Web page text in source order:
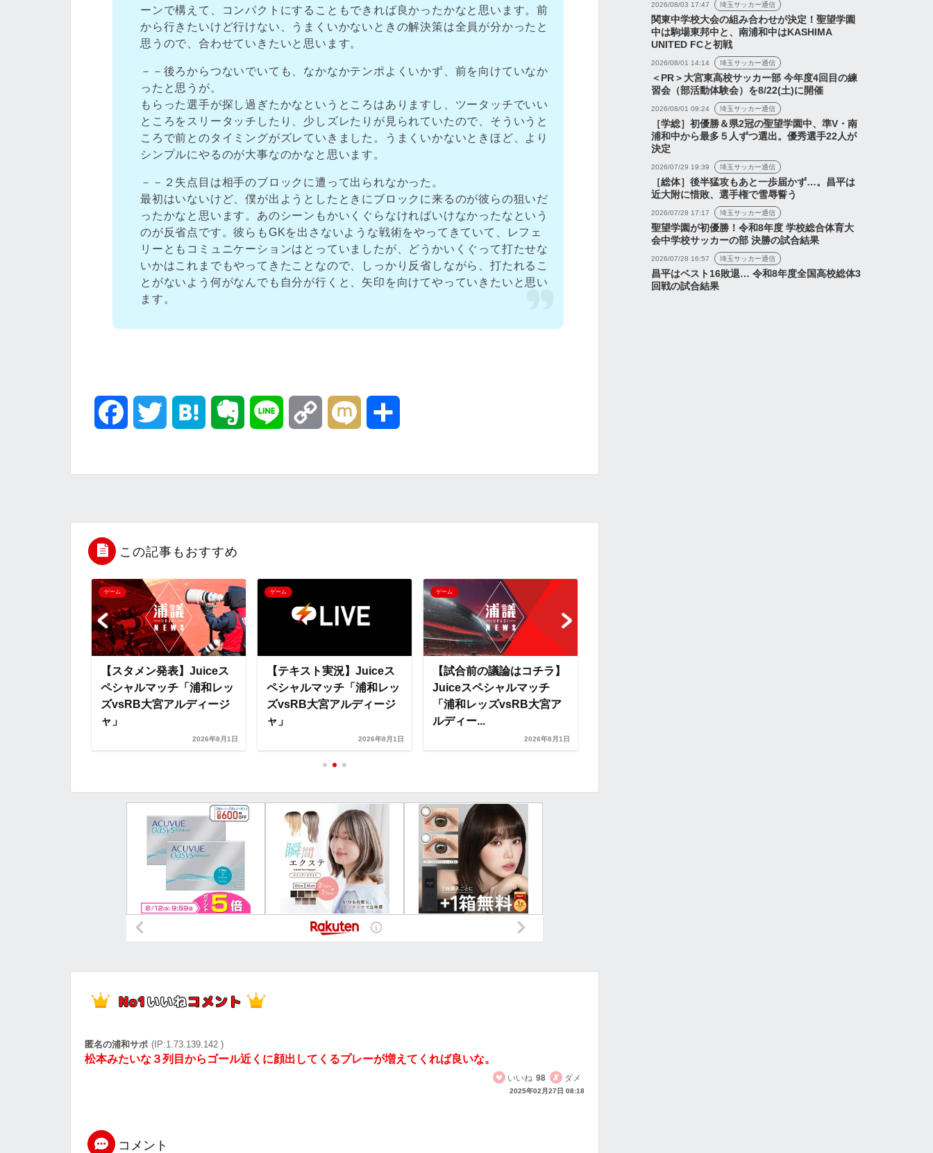
ーンで構えて、コンパクトにすることもできれば良かったかなと思います。前
から行きたいけど行けない、うまくいかないときの解決策は全員が分かったと
思うので、合わせていきたいと思います。
－－後ろからつないでいても、なかなかテンポよくいかず、前を向けていなか
ったと思うが。
もらった選手が探し過ぎたかなというところはありますし、ツータッチでいい
ところをスリータッチしたり、少しズレたりが見られていたので、そういうと
ころで前とのタイミングがズレていきました。うまくいかないときほど、より
シンプルにやるのが大事なのかなと思います。
－－２失点目は相手のブロックに遭って出られなかった。
最初はいないけど、僕が出ようとしたときにブロックに来るのが彼らの狙いだ
ったかなと思います。あのシーンもかいくぐらなければいけなかったなという
のが反省点です。彼らもGKを出さないような戦術をやってきていて、レフェ
リーともコミュニケーションはとっていましたが、どうかいくぐって打たせな
いかはこれまでもやってきたことなので、しっかり反省しながら、打たれるこ
とがないよう何がなんでも自分が行くと、矢印を向けてやっていきたいと思い
ます。
b
o
o
k
t
e
r
n
a o
t
e
i
この記事もおすすめ
ゲーム
【スタメン発表】Juiceス
ペシャルマッチ「浦和レッ
ズvsRB大宮アルディージ
ャ」
2026年8月1日
ゲーム
【テキスト実況】Juiceス
ペシャルマッチ「浦和レッ
ズvsRB大宮アルディージ
ャ」
2026年8月1日
ゲーム
【試合前の議論はコチラ】
Juiceスペシャルマッチ
「浦和レッズvsRB大宮ア
ルディー...
2026年8月1日
匿名の浦和サポ (IP:1.73.139.142 )
松本みたいな３列目からゴール近くに顔出してくるプレーが増えてくれば良いな。
いいね 98 ダメ
2025年02月27日 08:18
コメント
2026/08/03 17:47 埼玉サッカー通信
関東中学校大会の組み合わせが決定！聖望学園
中は駒場東邦中と、南浦和中はKASHIMA
UNITED FCと初戦
2026/08/01 14:14 埼玉サッカー通信
＜PR＞大宮東高校サッカー部 今年度4回目の練
習会（部活動体験会）を8/22(土)に開催
2026/08/01 09:24 埼玉サッカー通信
［学総］初優勝＆県2冠の聖望学園中、準V・南
浦和中から最多５人ずつ選出。優秀選手22人が
決定
2026/07/29 19:39 埼玉サッカー通信
［総体］後半猛攻もあと一歩届かず…。昌平は
近大附に惜敗、選手権で雪辱誓う
2026/07/28 17:17 埼玉サッカー通信
聖望学園が初優勝！令和8年度 学校総合体育大
会中学校サッカーの部 決勝の試合結果
2026/07/28 16:57 埼玉サッカー通信
昌平はベスト16敗退… 令和8年度全国高校総体3
回戦の試合結果